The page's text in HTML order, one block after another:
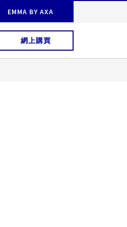
EMMA BY AXA
網上購買